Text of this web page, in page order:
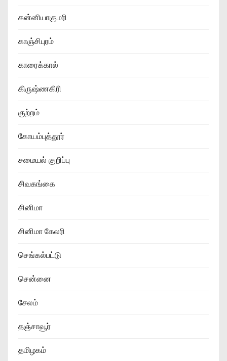
கன்னியாகுமரி
காஞ்சிபுரம்
காரைக்கால்
கிருஷ்ணகிரி
குற்றம்
கோயம்புத்தூர்
சமையல் குறிப்பு
சிவகங்கை
சினிமா
சினிமா கேலரி
செங்கல்பட்டு
சென்னை
சேலம்
தஞ்சாவூர்
தமிழகம்